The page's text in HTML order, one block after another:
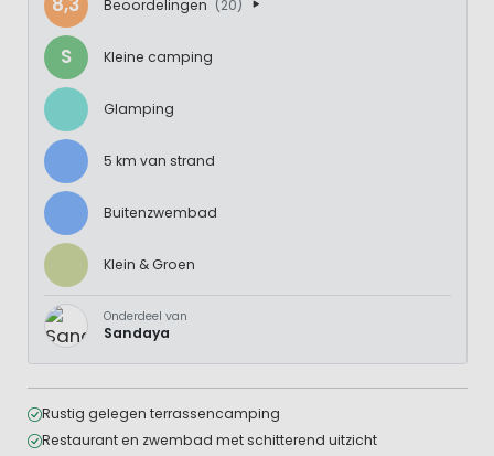
Beoordelingen (20)
S Kleine camping
Glamping
5 km van strand
Buitenzwembad
Klein & Groen
Onderdeel van
Sandaya
Rustig gelegen terrassencamping
Restaurant en zwembad met schitterend uitzicht